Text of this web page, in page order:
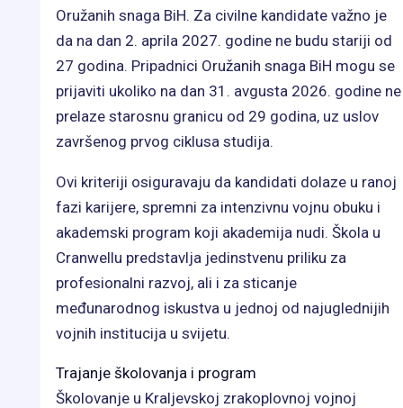
Oružanih snaga BiH. Za civilne kandidate važno je
da na dan 2. aprila 2027. godine ne budu stariji od
27 godina. Pripadnici Oružanih snaga BiH mogu se
prijaviti ukoliko na dan 31. avgusta 2026. godine ne
prelaze starosnu granicu od 29 godina, uz uslov
završenog prvog ciklusa studija.
Ovi kriteriji osiguravaju da kandidati dolaze u ranoj
fazi karijere, spremni za intenzivnu vojnu obuku i
akademski program koji akademija nudi. Škola u
Cranwellu predstavlja jedinstvenu priliku za
profesionalni razvoj, ali i za sticanje
međunarodnog iskustva u jednoj od najuglednijih
vojnih institucija u svijetu.
Trajanje školovanja i program
Školovanje u Kraljevskoj zrakoplovnoj vojnoj